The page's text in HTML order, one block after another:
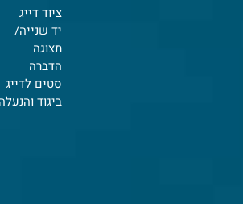
ציוד דייג
יד שנייה/
תצוגה
הדברה
סטים לדייג
ביגוד והנעלה